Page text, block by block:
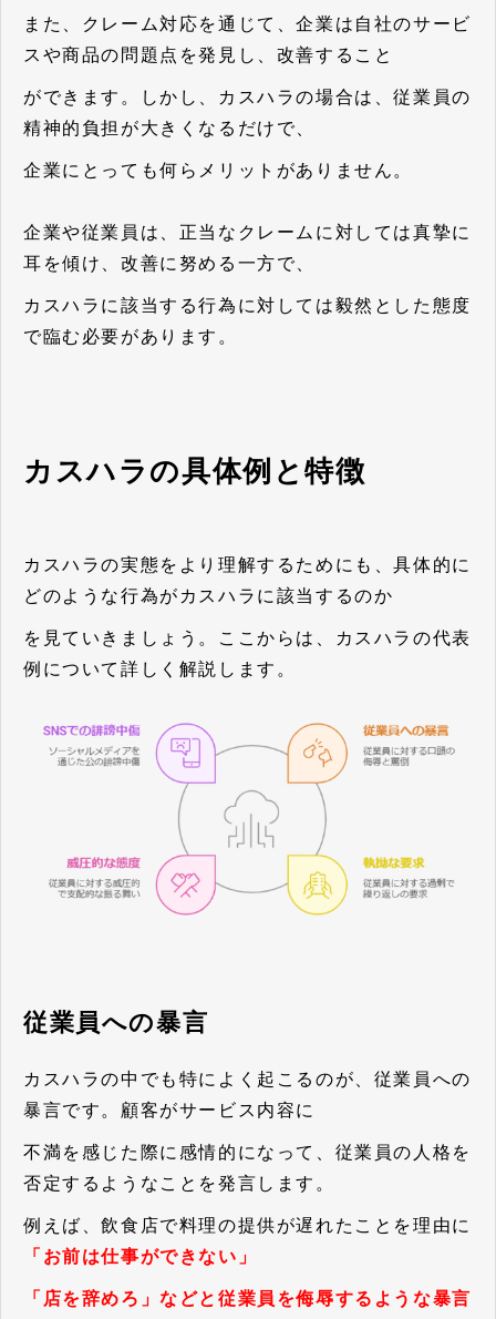
また、クレーム対応を通じて、企業は自社のサービ
スや商品の問題点を発見し、改善すること
ができます。しかし、カスハラの場合は、従業員の
精神的負担が大きくなるだけで、
企業にとっても何らメリットがありません。
企業や従業員は、正当なクレームに対しては真摯に
耳を傾け、改善に努める一方で、
カスハラに該当する行為に対しては毅然とした態度
で臨む必要があります。
カスハラの具体例と特徴
カスハラの実態をより理解するためにも、具体的に
どのような行為がカスハラに該当するのか
を見ていきましょう。ここからは、カスハラの代表
例について詳しく解説します。
従業員への暴言
カスハラの中でも特によく起こるのが、従業員への
暴言です。顧客がサービス内容に
不満を感じた際に感情的になって、従業員の人格を
否定するようなことを発言します。
例えば、飲食店で料理の提供が遅れたことを理由に
「お前は仕事ができない」
「店を辞めろ」などと従業員を侮辱するような暴言